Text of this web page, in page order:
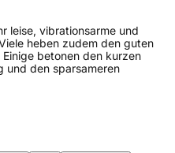
leise, vibrationsarme und
heben zudem den guten
betonen den kurzen
und den sparsameren